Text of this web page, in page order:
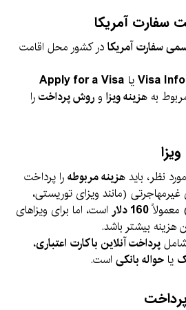
سفارت آمریکا
سفارت آمریکادر کشور محل اقامت
Visaیا Apply for a Visa
بههزینه ویزا وروش پرداخترا
نظر، بایدهزینه مربوطهرا پرداخت
غیرمهاجرتی (مانند ویزای توریستی،
معمولاً160 دلار
است، اما برای ویزاهای
بیشتر باشد.
پرداخت آنلاین با کارت اعتباری،
یاحواله بانکی است.